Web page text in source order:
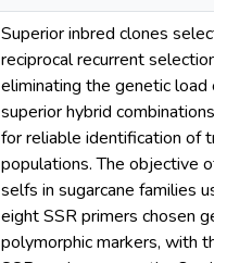
Superior inbred clones
reciprocal recurrent selection
eliminating the genetic load
superior hybrid
for reliable identification of
populations. The objective
selfs in sugarcane families
eight SSR primers chosen
polymorphic markers, with